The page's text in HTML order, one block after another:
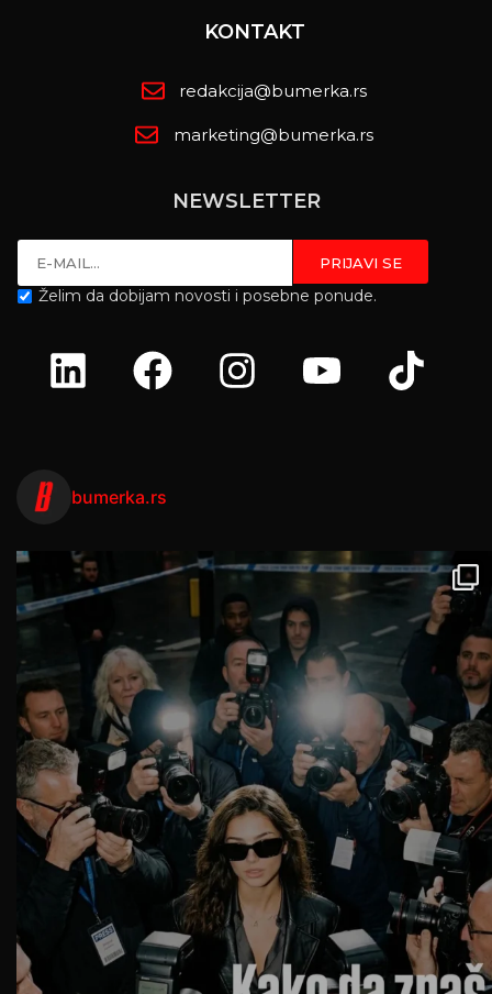
KONTAKT
redakcija@bumerka.rs
marketing@bumerka.rs
NEWSLETTER
Želim da dobijam novosti i posebne ponude.
bumerka.rs